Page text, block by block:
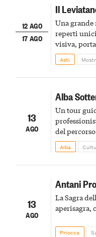
12 AGO
17 AGO
Il
Una grande
reperti
visiva,
della scena
Asti
13
AGO
Alba
Un tour
del
Alba
13
AGO
Antani
La Sagra
aperisagra,
Priocca